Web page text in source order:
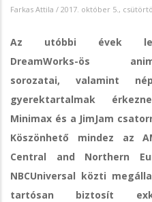
Farkas Attila / 2017. október 5.,
Az utóbbi évek
DreamWorks-ös
sorozatai, valamint
gyerektartalmak
Minimax és a JimJam
Köszönhető mindez az
Central and Northern
NBCUniversal közti
tartósan biztosít